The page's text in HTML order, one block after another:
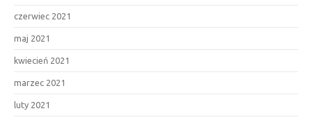
czerwiec 2021
maj 2021
kwiecień 2021
marzec 2021
luty 2021